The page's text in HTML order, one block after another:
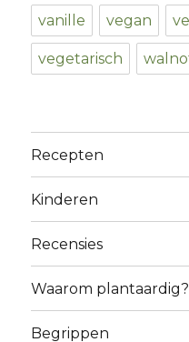
vanille vegan
vegetarisch
Recepten
Kinderen
Recensies
Waarom plantaardig?
Begrippen